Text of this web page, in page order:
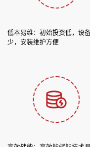
低本易维：初始投资低，设
少，安装维护方便